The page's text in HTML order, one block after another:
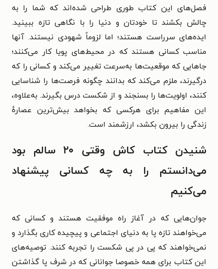
فصل‌های این کتاب طوری طراحی شده‌اند که شما را به
چالش بکشند تا خودتان و دنیا را با نگاهی تازه ببینید.
ایده‌های سرراست هستند؛ اما لزوماً شهودی نیستند. آنها
مناسب کسانی هستند که در محیط‌های پویا کار می‌کنند؛
جاهایی که موقعیت‌ها به‌سرعت تغییر می‌کند و کسانی را که
درگیرند، ملزم می‌کند که بدانند چگونه فرصت‌ها را شناسایی
کنند، اولویت‌ها را بسنجند و از شکست درس بگیرند. به‌علاوه،
این مفاهیم برای هرکسی که بخواهد بیش‌ترین عصارهٔ
زندگی را بیرون بکشد، ارزشمند است.
شنیدن کتاب کاش وقتی ۲۰ سالم بود
‌می‌دانستم را به چه کسانی پیشنهاد
می‌کنیم
جوان‌هایی که در آغاز راه موفقیت هستند و کسانی که
می‌خواهند تازه پا به دنیای اجتماعی و پیچیده کاری بگذارد و
نمی‌خواهند که پی در پی شکست را تجربه کنند. توصیه‌های
این کتاب برای همه خصوصا جوانانی که در شرف پا گذاشتن